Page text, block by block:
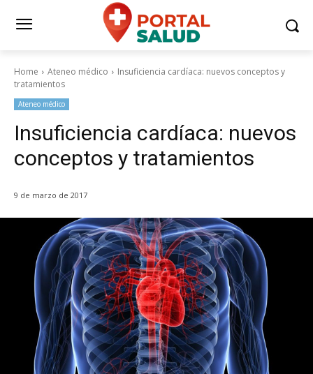
Home Ateneo médico
Insuficiencia cardíaca: nuevos conceptos y
tratamientos
Ateneo médico
Insuficiencia cardíaca: nuevos
conceptos y tratamientos
9 de marzo de 2017